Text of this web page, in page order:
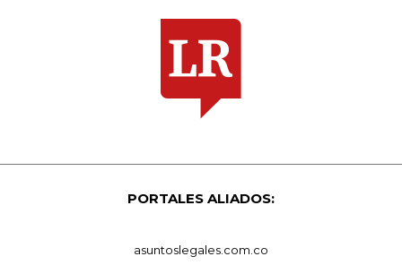
PORTALES ALIADOS:
asuntoslegales.com.co